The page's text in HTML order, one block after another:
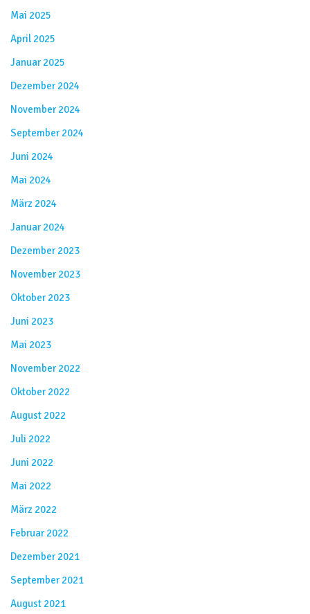
Mai 2025
April 2025
Januar 2025
Dezember 2024
November 2024
September 2024
Juni 2024
Mai 2024
März 2024
Januar 2024
Dezember 2023
November 2023
Oktober 2023
Juni 2023
Mai 2023
November 2022
Oktober 2022
August 2022
Juli 2022
Juni 2022
Mai 2022
März 2022
Februar 2022
Dezember 2021
September 2021
August 2021